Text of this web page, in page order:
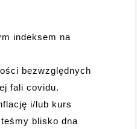
indeksem na
bezwzględnych
fali covidu.
i/lub kurs
blisko dna